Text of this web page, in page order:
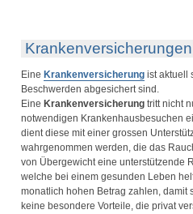
Eine Krankenversicherungist aktuell
Beschwerden abgesichert sind.
Eine Krankenversicherungtritt nicht
notwendigen Krankenhausbesuchen
dient diese mit einer grossen
wahrgenommen werden, die das
von Übergewicht eine unterstützende
welche bei einem gesunden Leben
monatlich hohen Betrag zahlen, damit
keine besondere Vorteile, die privat